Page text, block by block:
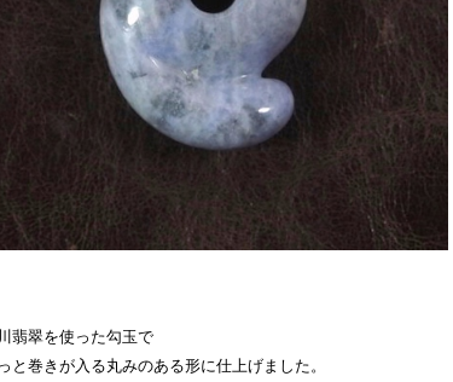
翡翠を使った勾玉で
と巻きが入る丸みのある形に仕上げました。